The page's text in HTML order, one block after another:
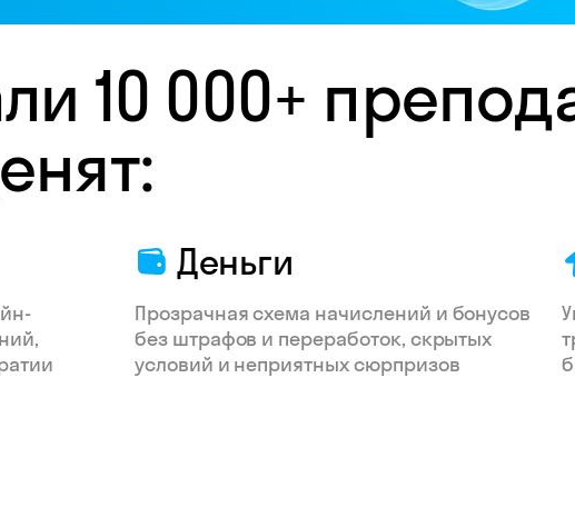
10 000+
Деньги
Прозрачная схема начислений и бонусов
без штрафов и переработок, скрытых
условий и неприятных сюрпризов